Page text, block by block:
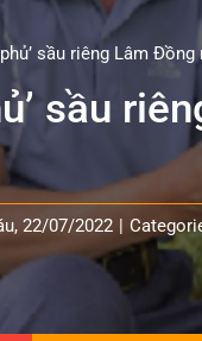
phủ’ sầu riêng Lâm
sầu
22/07/2022 |